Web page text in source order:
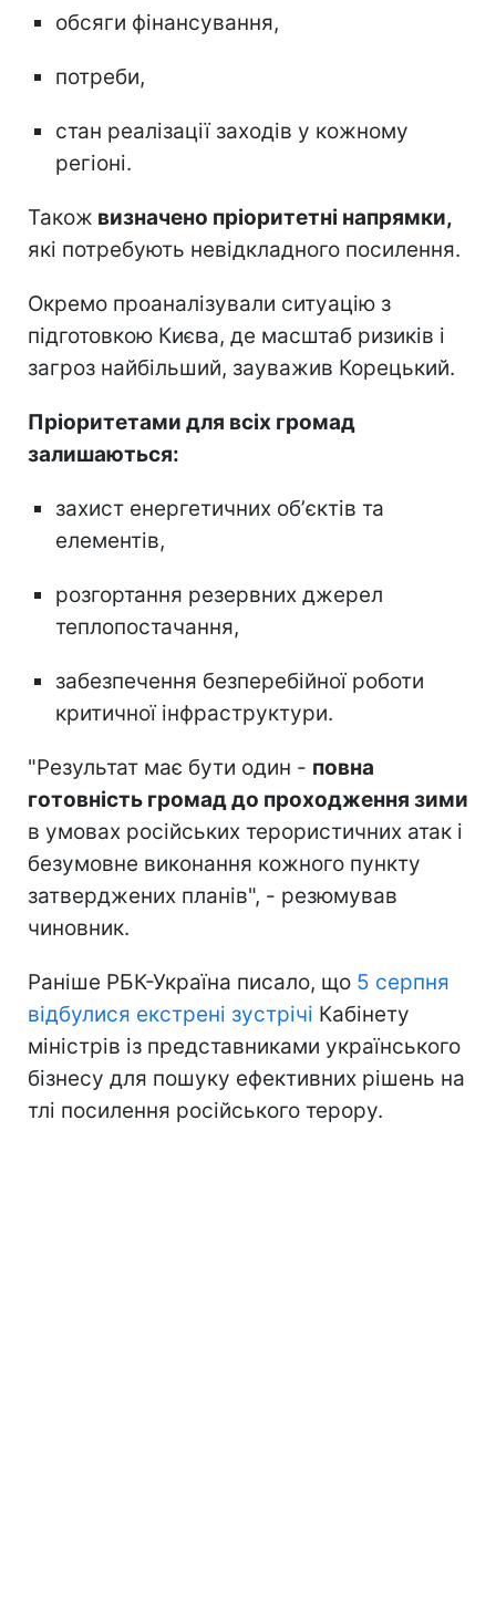
обсяги фінансування,
потреби,
стан реалізації заходів у кожному
регіоні.
Також визначено пріоритетні напрямки,
які потребують невідкладного посилення.
Окремо проаналізували ситуацію з
підготовкою Києва, де масштаб ризиків і
загроз найбільший, зауважив Корецький.
Пріоритетами для всіх громад
залишаються:
захист енергетичних обʼєктів та
елементів,
розгортання резервних джерел
теплопостачання,
забезпечення безперебійної роботи
критичної інфраструктури.
"Результат має бути один - повна
готовність громад до проходження зими
в умовах російських терористичних атак і
безумовне виконання кожного пункту
затверджених планів", - резюмував
чиновник.
Раніше РБК-Україна писало, що 5 серпня
відбулися екстрені зустрічі Кабінету
міністрів із представниками українського
бізнесу для пошуку ефективних рішень на
тлі посилення російського терору.